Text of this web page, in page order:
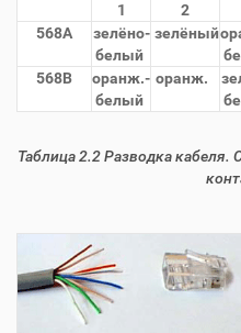
1
2
568A
зелёно-
белый
зелёный
568B
оранж.-
белый
оранж.
Таблица2.2 Разводка кабеля.